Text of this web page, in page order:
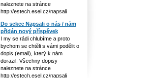
naleznete na stránce
http://estech.esel.cz/napsali
Do sekce Napsali o nás / nám
přidán nový příspěvek
I my se rádi chlubíme a proto
bychom se chtěli s vámi podělit o
dopis (email), který k nám
dorazil. Všechny dopisy
naleznete na stránce
http://estech.esel.cz/napsali